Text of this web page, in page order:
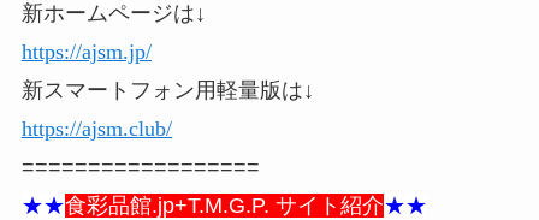
新ホームページは↓
https://ajsm.jp/
新スマートフォン用軽量版は↓
https://ajsm.club/
==================
★★食彩品館.jp+T.M.G.P. サイト紹介★★